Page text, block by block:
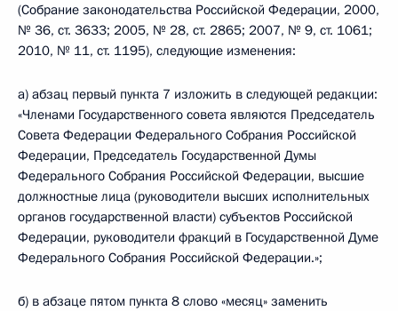
(Собрание законодательства Российской Федерации, 2000,
№ 36, ст. 3633; 2005, № 28, ст. 2865; 2007, № 9, ст. 1061;
2010, № 11, ст. 1195), следующие изменения:
а) абзац первый пункта 7 изложить в следующей редакции:
«Членами Государственного совета являются Председатель
Совета Федерации Федерального Собрания Российской
Федерации, Председатель Государственной Думы
Федерального Собрания Российской Федерации, высшие
должностные лица (руководители высших исполнительных
органов государственной власти) субъектов Российской
Федерации, руководители фракций в Государственной Думе
Федерального Собрания Российской Федерации.»;
б) в абзаце пятом пункта 8 слово «месяц» заменить